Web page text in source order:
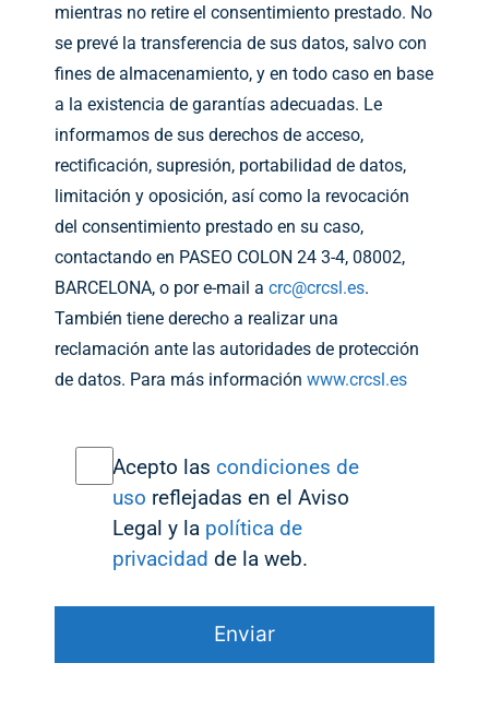
mientras no retire el consentimiento prestado. No
se prevé la transferencia de sus datos, salvo con
fines de almacenamiento, y en todo caso en base
a la existencia de garantías adecuadas. Le
informamos de sus derechos de acceso,
rectificación, supresión, portabilidad de datos,
limitación y oposición, así como la revocación
del consentimiento prestado en su caso,
contactando en PASEO COLON 24 3-4, 08002,
BARCELONA, o por e-mail a crc@crcsl.es.
También tiene derecho a realizar una
reclamación ante las autoridades de protección
de datos. Para más información www.crcsl.es
Acepto las condiciones de
uso reflejadas en el Aviso
Legal y la política de
privacidad de la web.